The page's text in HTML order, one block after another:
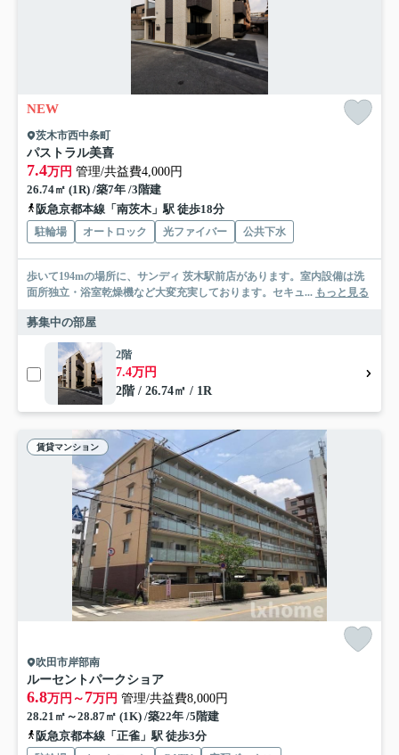
NEW
茨木市西中条町
パストラル美喜
7.4万円 管理/共益費4,000円
26.74㎡ (1R) /築7年 /3階建
阪急京都本線「南茨木」駅 徒歩18分
駐輪場 オートロック 光ファイバー 公共下水
歩いて194mの場所に、サンディ 茨木駅前店があります。室内設備は洗
面所独立・浴室乾燥機など大変充実しております。セキュ... もっと見る
募集中の部屋
2階
7.4万円
2階 / 26.74㎡ / 1R
賃貸マンション
吹田市岸部南
ルーセントパークショア
6.8万円～ 7万円 管理/共益費8,000円
28.21㎡～28.87㎡ (1K) /築22年 /5階建
阪急京都本線「正雀」駅 徒歩3分